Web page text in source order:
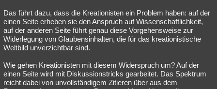
Das führt dazu, dass die Kreationisten ein Problem haben: auf der
einen Seite erheben sie den Anspruch auf Wissenschaftlichkeit,
auf der anderen Seite führt genau diese Vorgehensweise zur
Widerlegung von Glaubensinhalten, die für das kreationistische
Weltbild unverzichtbar sind.
Wie gehen Kreationisten mit diesem Widerspruch um? Auf der
einen Seite wird mit Diskussionstricks gearbeitet. Das Spektrum
reicht dabei von unvollständigem Zitieren über aus dem